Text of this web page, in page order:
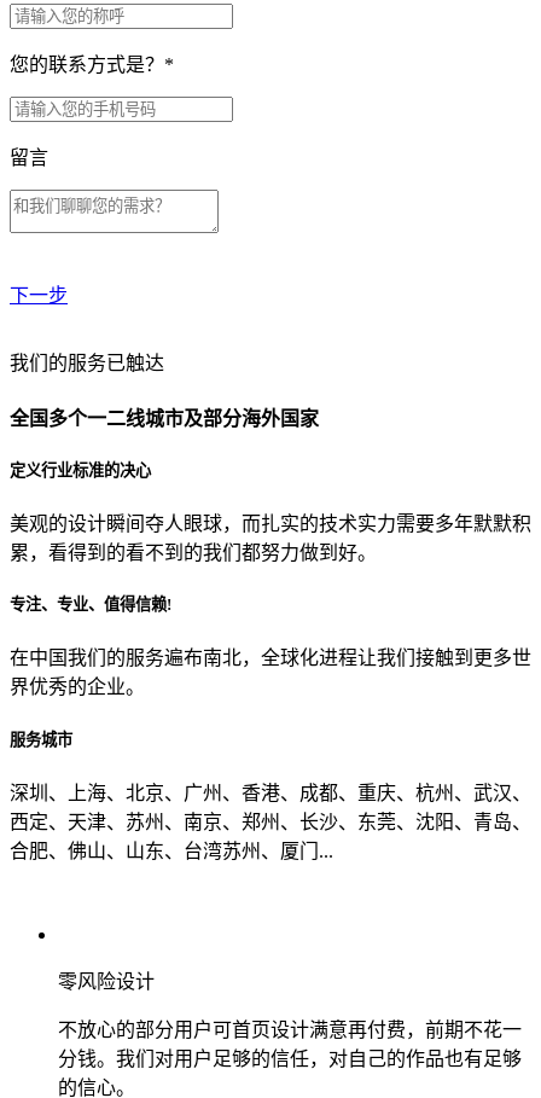
您的联系方式是？ *
留言
下一步
贵公司预算范围是？
贵公司的团队规模是？
目前主要的营销渠道是？
我们的服务已触达
全国多个一二线城市及部分海外国家
定义行业标准的决心
美观的设计瞬间夺人眼球，而扎实的技术实力需要多年默默积
累，看得到的看不到的我们都努力做到好。
专注、专业、值得信赖!
在中国我们的服务遍布南北，全球化进程让我们接触到更多世
界优秀的企业。
服务城市
深圳、上海、北京、广州、香港、成都、重庆、杭州、武汉、
西定、天津、苏州、南京、郑州、长沙、东莞、沈阳、青岛、
合肥、佛山、山东、台湾苏州、厦门...
零风险设计
不放心的部分用户可首页设计满意再付费，前期不花一
分钱。我们对用户足够的信任，对自己的作品也有足够
的信心。